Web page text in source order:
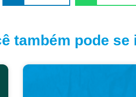
também pode se